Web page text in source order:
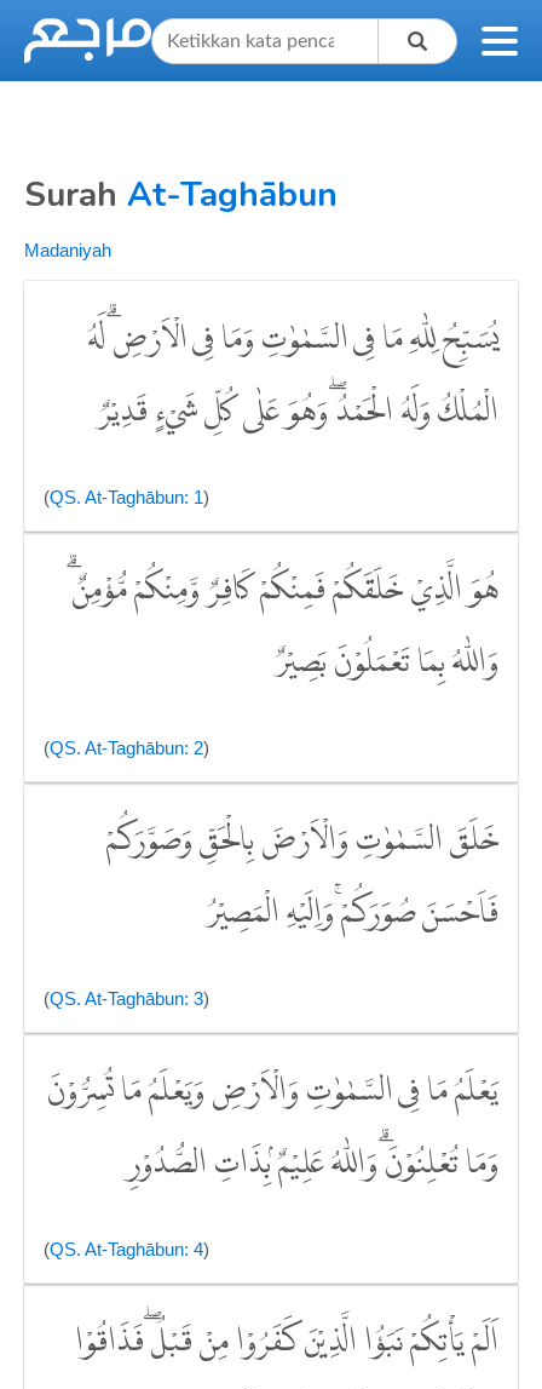
Surah At-Taghābun
Madaniyah
يُسَبِّحُ لِلّٰهِ مَا فِى السَّمٰوٰتِ وَمَا فِى الْاَرْضِۗ لَهُ
الْمُلْكُ وَلَهُ الْحَمْدُۖ وَهُوَ عَلٰى كُلِّ شَيْءٍ قَدِيْرٌ
(QS. At-Taghābun: 1)
هُوَ الَّذِيْ خَلَقَكُمْ فَمِنْكُمْ كَافِرٌ وَّمِنْكُمْ مُّؤْمِنٌۗ
وَاللّٰهُ بِمَا تَعْمَلُوْنَ بَصِيْرٌ
(QS. At-Taghābun: 2)
خَلَقَ السَّمٰوٰتِ وَالْاَرْضَ بِالْحَقِّ وَصَوَّرَكُمْ
فَاَحْسَنَ صُوَرَكُمْۚ وَاِلَيْهِ الْمَصِيْرُ
(QS. At-Taghābun: 3)
يَعْلَمُ مَا فِى السَّمٰوٰتِ وَالْاَرْضِ وَيَعْلَمُ مَا تُسِرُّوْنَ
وَمَا تُعْلِنُوْنَۗ وَاللّٰهُ عَلِيْمٌ ۢبِذَاتِ الصُّدُوْرِ
(QS. At-Taghābun: 4)
اَلَمْ يَأْتِكُمْ نَبَؤُا الَّذِيْنَ كَفَرُوْا مِنْ قَبْلُ ۖفَذَاقُوْا